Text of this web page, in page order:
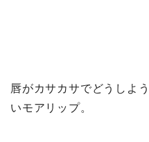
唇がカサカサでどうしよ
いモアリップ。